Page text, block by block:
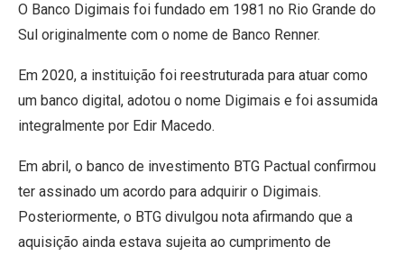
O Banco Digimais foi fundado em 1981 no Rio Grande do
Sul originalmente com o nome de Banco Renner.
Em 2020, a instituição foi reestruturada para atuar como
um banco digital, adotou o nome Digimais e foi assumida
integralmente por Edir Macedo.
Em abril, o banco de investimento BTG Pactual confirmou
ter assinado um acordo para adquirir o Digimais.
Posteriormente, o BTG divulgou nota afirmando que a
aquisição ainda estava sujeita ao cumprimento de